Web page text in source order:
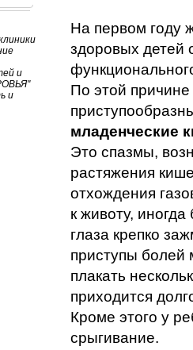
и
и
На первом году
здоровых детей
По этой причине
младенческие
Это спазмы,
растяжения
отхождения
к животу,
глаза крепко
приступы
плакать
приходится
Кроме этого у
срыгивание.